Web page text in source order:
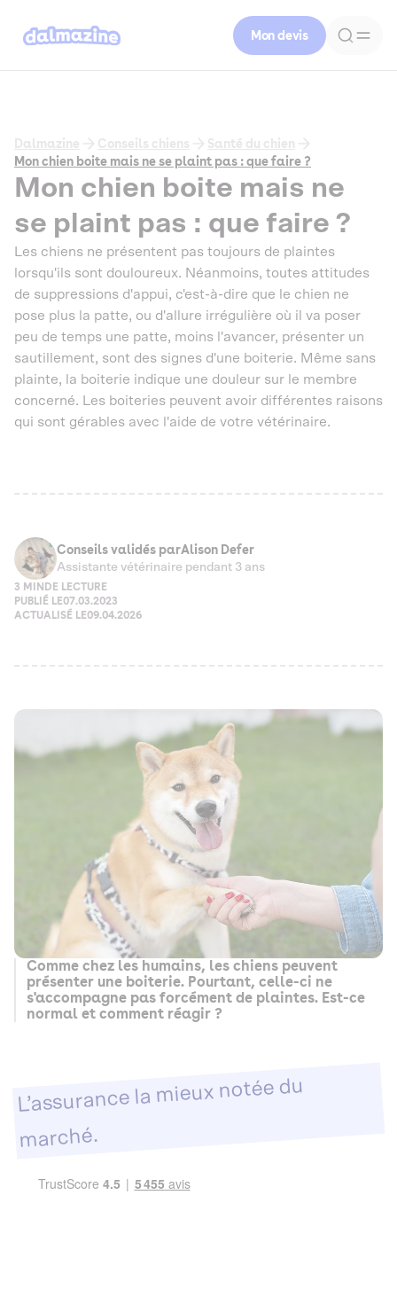
Mon devis
Dalmazine Conseils chiens
Santé du chien
Mon chien boite mais ne se plaint pas : que faire ?
Mon chien boite mais ne
se plaint pas : que faire ?
Les chiens ne présentent pas toujours de plaintes
lorsqu'ils sont douloureux. Néanmoins, toutes attitudes
de suppressions d'appui, c'est-à-dire que le chien ne
pose plus la patte, ou d'allure irrégulière où il va poser
peu de temps une patte, moins l'avancer, présenter un
sautillement, sont des signes d'une boiterie. Même sans
plainte, la boiterie indique une douleur sur le membre
concerné. Les boiteries peuvent avoir différentes raisons
qui sont gérables avec l'aide de votre vétérinaire.
Conseils validés parAlison Defer
Assistante vétérinaire pendant 3 ans
3 MIN DE LECTURE
PUBLIÉ LE07.03.2023
ACTUALISÉ LE09.04.2026
Comme chez les humains, les chiens peuvent
présenter une boiterie. Pourtant, celle-ci ne
s'accompagne pas forcément de plaintes. Est-ce
normal et comment réagir ?
L’assurance la mieux notée du
marché.